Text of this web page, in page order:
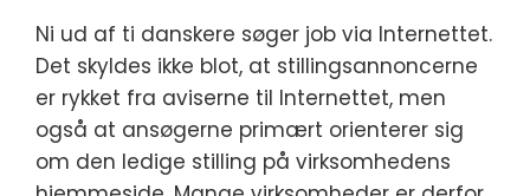
Ni ud af ti danskere søger job via Internettet.
Det skyldes ikke blot, at stillingsannoncerne
er rykket fra aviserne til Internettet, men
også at ansøgerne primært orienterer sig
om den ledige stilling på virksomhedens